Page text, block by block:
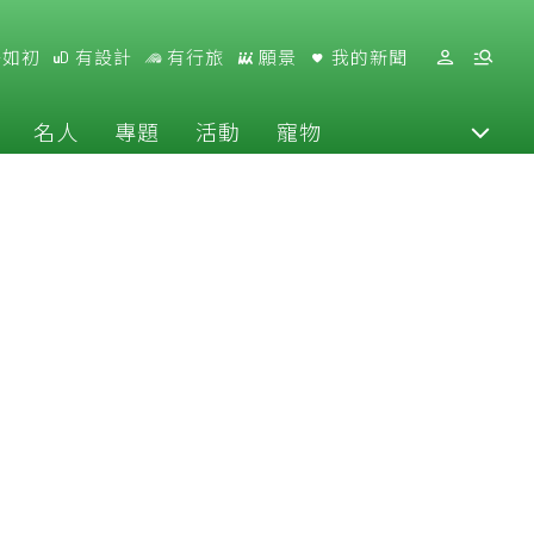
初 有設計 有行旅 願景 我的新聞
名人 專題 活動 寵物